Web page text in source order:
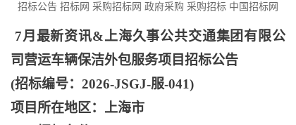
招标公告 招标网 采购招标网 政府采购 采购招标 中国招标网
7月最新资讯&上海久事公共交通集团有限公
司营运车辆保洁外包服务项目招标公告
(招标编号：2026-JSGJ-服-041)
项目所在地区：上海市